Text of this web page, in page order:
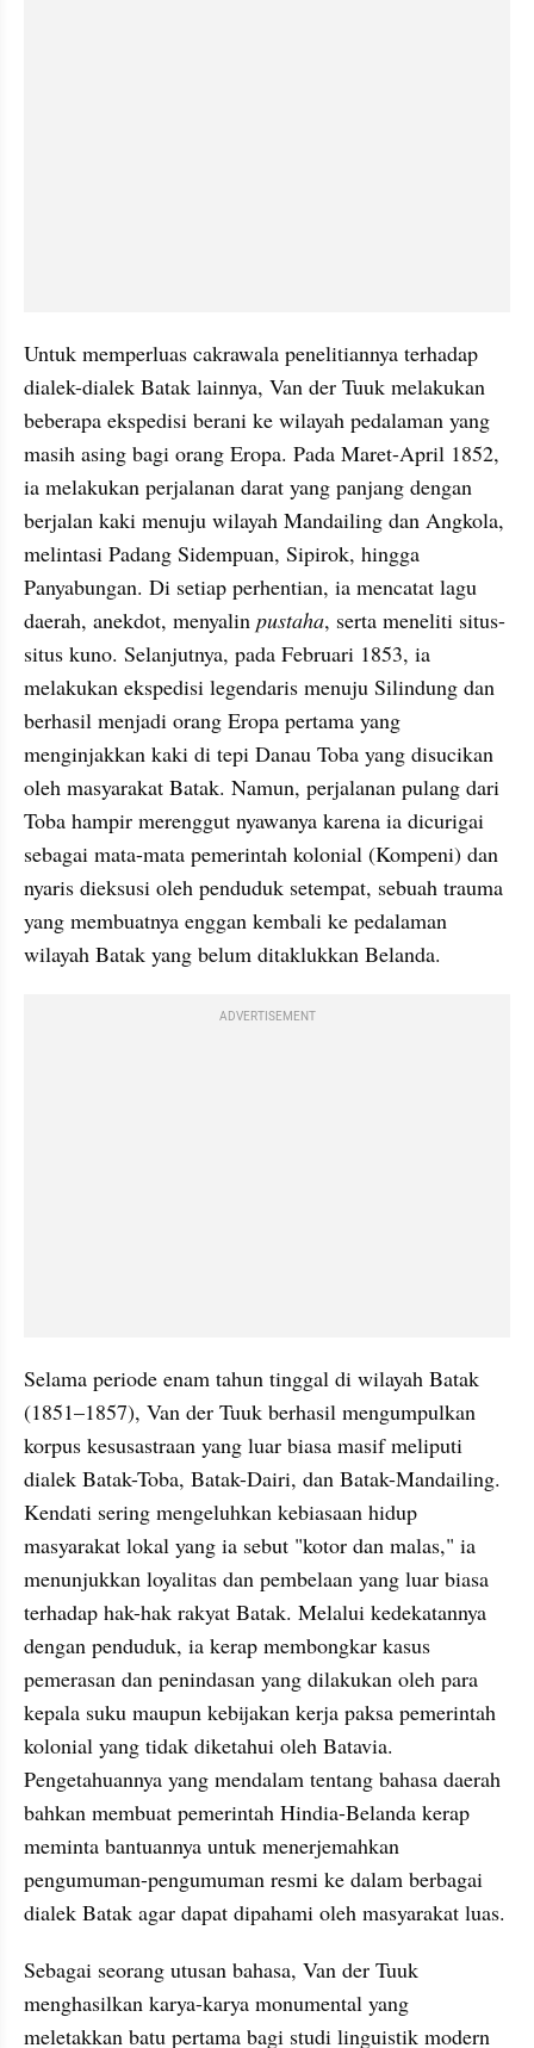
Untuk memperluas cakrawala penelitiannya terhadap
dialek-dialek Batak lainnya, Van der Tuuk melakukan
beberapa ekspedisi berani ke wilayah pedalaman yang
masih asing bagi orang Eropa. Pada Maret-April 1852,
ia melakukan perjalanan darat yang panjang dengan
berjalan kaki menuju wilayah Mandailing dan Angkola,
melintasi Padang Sidempuan, Sipirok, hingga
Panyabungan. Di setiap perhentian, ia mencatat lagu
daerah, anekdot, menyalin pustaha, serta meneliti situs-
situs kuno. Selanjutnya, pada Februari 1853, ia
melakukan ekspedisi legendaris menuju Silindung dan
berhasil menjadi orang Eropa pertama yang
menginjakkan kaki di tepi Danau Toba yang disucikan
oleh masyarakat Batak. Namun, perjalanan pulang dari
Toba hampir merenggut nyawanya karena ia dicurigai
sebagai mata-mata pemerintah kolonial (Kompeni) dan
nyaris dieksusi oleh penduduk setempat, sebuah trauma
yang membuatnya enggan kembali ke pedalaman
wilayah Batak yang belum ditaklukkan Belanda.
ADVERTISEMENT
Selama periode enam tahun tinggal di wilayah Batak
(1851–1857), Van der Tuuk berhasil mengumpulkan
korpus kesusastraan yang luar biasa masif meliputi
dialek Batak-Toba, Batak-Dairi, dan Batak-Mandailing.
Kendati sering mengeluhkan kebiasaan hidup
masyarakat lokal yang ia sebut "kotor dan malas," ia
menunjukkan loyalitas dan pembelaan yang luar biasa
terhadap hak-hak rakyat Batak. Melalui kedekatannya
dengan penduduk, ia kerap membongkar kasus
pemerasan dan penindasan yang dilakukan oleh para
kepala suku maupun kebijakan kerja paksa pemerintah
kolonial yang tidak diketahui oleh Batavia.
Pengetahuannya yang mendalam tentang bahasa daerah
bahkan membuat pemerintah Hindia-Belanda kerap
meminta bantuannya untuk menerjemahkan
pengumuman-pengumuman resmi ke dalam berbagai
dialek Batak agar dapat dipahami oleh masyarakat luas.
Sebagai seorang utusan bahasa, Van der Tuuk
menghasilkan karya-karya monumental yang
meletakkan batu pertama bagi studi linguistik modern